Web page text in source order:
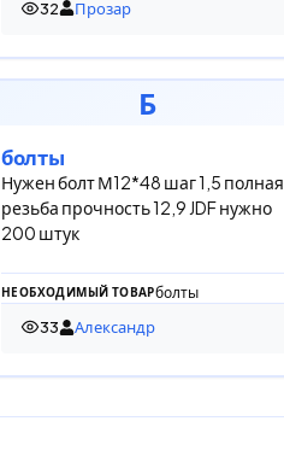
32
32 просмотра
Прозар
Б
болты
Нужен болт М12*48 шаг 1,5 полная
резьба прочность 12,9 JDF нужно
200 штук
НЕОБХОДИМЫЙ ТОВАРболты
33
33 просмотра
Александр